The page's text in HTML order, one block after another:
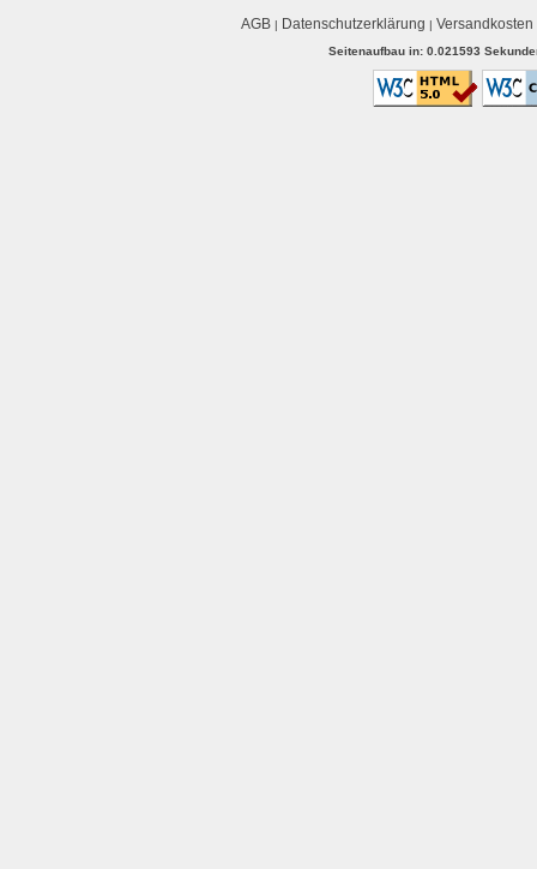
AGB| Datenschutzerklärung | Versandkosten
Seitenaufbau in: 0.021593